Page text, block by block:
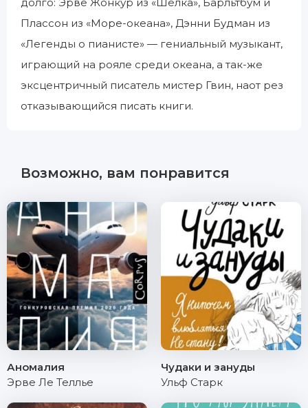
Плассон из «Море-океана», Дэнни Будман из
«Легенды о пианисте» — гениальный музыкант,
играющий на рояле среди океана, а так-же
эксцентричный писатель мистер Гвин, наот рез
отказывающийся писать книги.
Возможно, вам понравится
Аномалия
Эрве Ле Теллье
Чудаки и зануды
Ульф Старк